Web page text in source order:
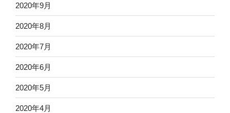
2020年9月
2020年8月
2020年7月
2020年6月
2020年5月
2020年4月